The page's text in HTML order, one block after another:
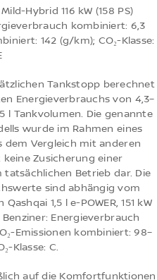
Hybrid 116 kW (158 PS)
kombiniert: 6,3
142 (g/km); CO₂-Klasse:
Tankstopp berechnet
Energieverbrauchs von 4,3–
l Tankvolumen. Die genannte
wurde im Rahmen eines
Vergleich mit anderen
Zusicherung einer
Betrieb dar. Die
sind abhängig vom
1,5 l e-POWER, 151 kW
Energieverbrauch
Emissionen kombiniert: 98–
Klasse: C.
auf die Komfortfunktionen